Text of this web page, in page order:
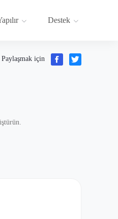
Destek
Paylaşmak için